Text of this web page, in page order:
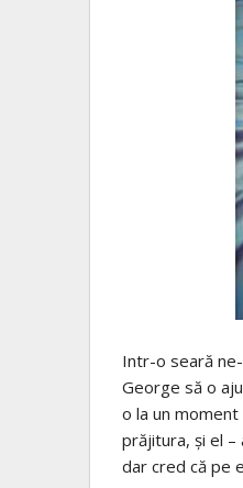
Intr-o seară
George să o
o la un
prăjitura, şi el
dar cred că pe